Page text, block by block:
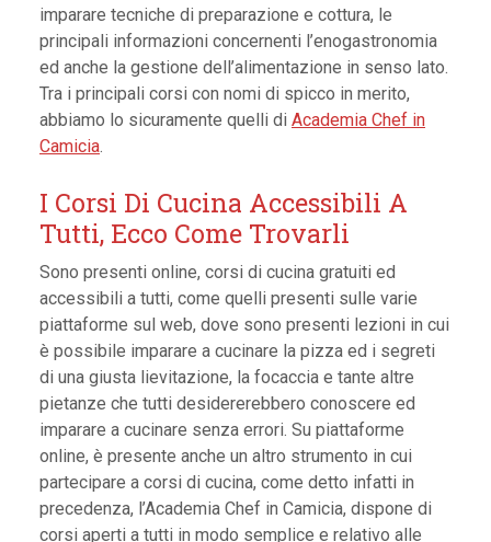
imparare tecniche di preparazione e cottura, le
principali informazioni concernenti l’enogastronomia
ed anche la gestione dell’alimentazione in senso lato.
Tra i principali corsi con nomi di spicco in merito,
abbiamo lo sicuramente quelli di Academia Chef in
Camicia.
I Corsi Di Cucina Accessibili A
Tutti, Ecco Come Trovarli
Sono presenti online, corsi di cucina gratuiti ed
accessibili a tutti, come quelli presenti sulle varie
piattaforme sul web, dove sono presenti lezioni in cui
è possibile imparare a cucinare la pizza ed i segreti
di una giusta lievitazione, la focaccia e tante altre
pietanze che tutti desidererebbero conoscere ed
imparare a cucinare senza errori. Su piattaforme
online, è presente anche un altro strumento in cui
partecipare a corsi di cucina, come detto infatti in
precedenza, l’Academia Chef in Camicia, dispone di
corsi aperti a tutti in modo semplice e relativo alle